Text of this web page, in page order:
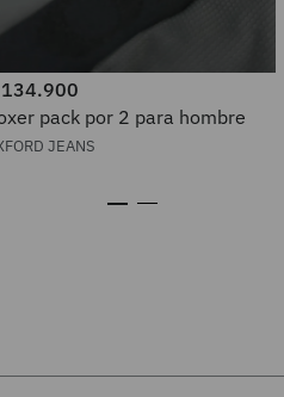
134.900
pack por 2 para hombre
JEANS